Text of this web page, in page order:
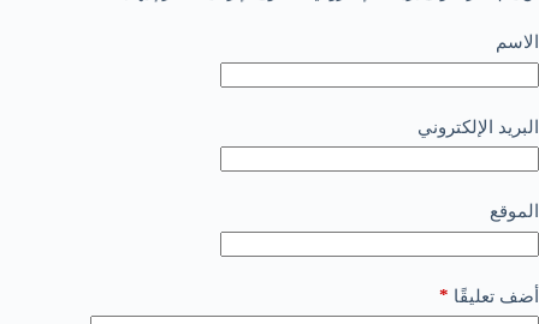
الاسم
البريد الإلكتروني
الموقع
أضف تعليقًا *